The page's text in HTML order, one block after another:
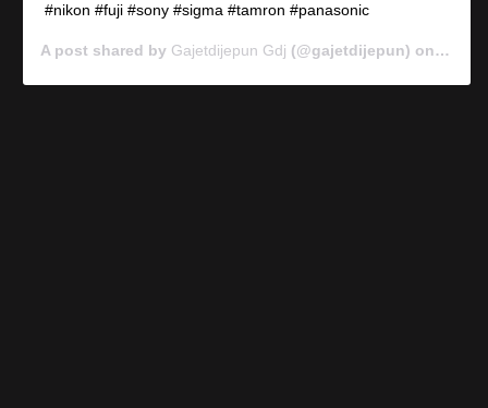
#nikon #fuji #sony #sigma #tamron #panasonic
A post shared by Gajetdijepun Gdj (@gajetdijepun) on Jan 7,